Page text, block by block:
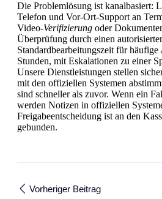
Die Problemlösung ist kanalbasiert:
Telefon und Vor-Ort-Support an
Video-Verifizierung oder
Überprüfung durch einen
Standardbearbeitungszeit für
Stunden, mit Eskalationen zu einer
Unsere Dienstleistungen stellen
mit den offiziellen Systemen
sind schneller als zuvor. Wenn ein
werden Notizen in offiziellen
Freigabeentscheidung ist an den
gebunden.
Vorheriger Beitrag